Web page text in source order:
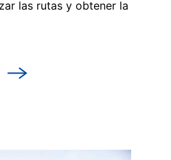
las rutas y obtener la